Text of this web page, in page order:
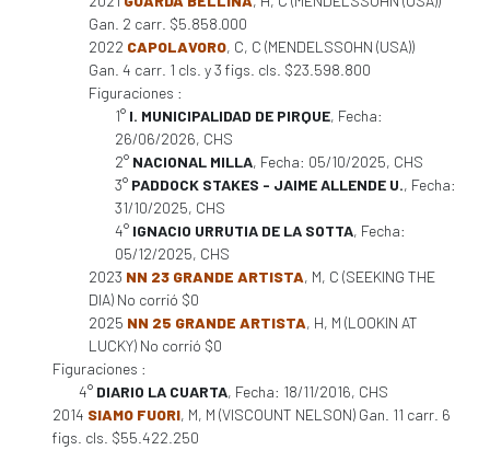
Gan. 2 carr. $5.858.000
2022 CAPOLAVORO, C, C (MENDELSSOHN (USA))
Gan. 4 carr. 1 cls. y 3 figs. cls. $23.598.800
Figuraciones :
1° I. MUNICIPALIDAD DE PIRQUE, Fecha:
26/06/2026, CHS
2° NACIONAL MILLA, Fecha: 05/10/2025, CHS
3° PADDOCK STAKES - JAIME ALLENDE U., Fecha:
31/10/2025, CHS
4° IGNACIO URRUTIA DE LA SOTTA, Fecha:
05/12/2025, CHS
2023 NN 23 GRANDE ARTISTA, M, C (SEEKING THE
DIA) No corrió $0
2025 NN 25 GRANDE ARTISTA, H, M (LOOKIN AT
LUCKY) No corrió $0
Figuraciones :
4° DIARIO LA CUARTA, Fecha: 18/11/2016, CHS
2014 SIAMO FUORI, M, M (VISCOUNT NELSON) Gan. 11 carr. 6
figs. cls. $55.422.250